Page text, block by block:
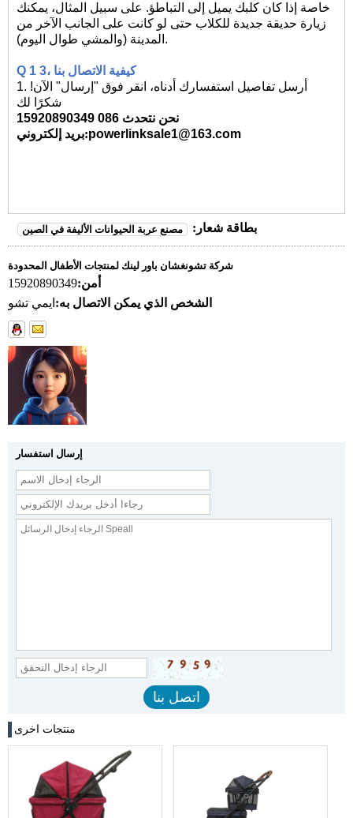
خاصة إذا كان كلبك يميل إلى التباطؤ. على سبيل المثال، يمكنك
زيارة حديقة جديدة للكلاب حتى لو كانت على الجانب الآخر من
المدينة (والمشي طوال اليوم).
Q 1 3، كيفية الاتصال بنا
1. أرسل تفاصيل استفسارك أدناه، انقر فوق "إرسال" الآن!
شكرًا لك
نحن نتحدث 086 15920890349
بريد إلكتروني:powerlinksale1@163.com
بطاقة شعار: مصنع عربة الحيوانات الأليفة في الصين
شركة تشونغشان باور لينك لمنتجات الأطفال المحدودة
أمن:15920890349
الشخص الذي يمكن الاتصال به: ايمي تشو
إرسال استفسار
منتجات اخرى